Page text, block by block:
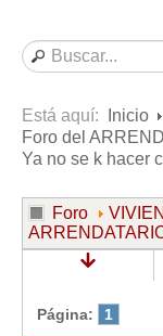
Contratos de
De uso distinto al
Otros contratos
Para contratos
Para contratos
Para contratos de
Formularios
Está aquí: Inicio
Foro del
Ya no se k hacer
Foro
Página: 1